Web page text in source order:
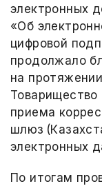
электронных
«Об
цифровой
продолжало
на
приема
шлюз
электронных
По итогам